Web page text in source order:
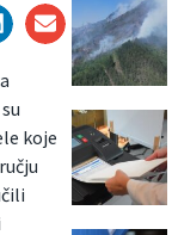
koje